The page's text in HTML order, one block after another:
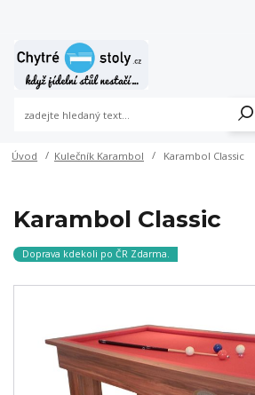
Úvod Kulečník Karambol Karambol Classic
Karambol Classic
Doprava kdekoli po ČR Zdarma.